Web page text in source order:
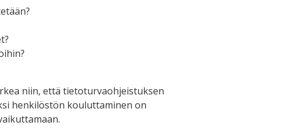
niin, että tietoturvaohjeistuksen
henkilöstön kouluttaminen on